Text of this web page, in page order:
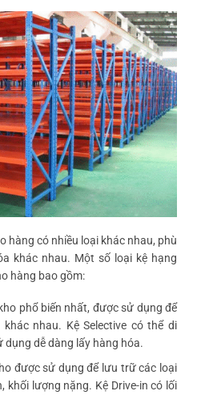
hàng có nhiều loại khác nhau, phù
khác nhau. Một số loại kệ hạng
hàng bao gồm:
phổ biến nhất, được sử dụng để
nhau. Kệ Selective có thể di
dễ dàng lấy hàng hóa.
được sử dụng để lưu trữ các loại
khối lượng nặng. Kệ Drive-in có lối